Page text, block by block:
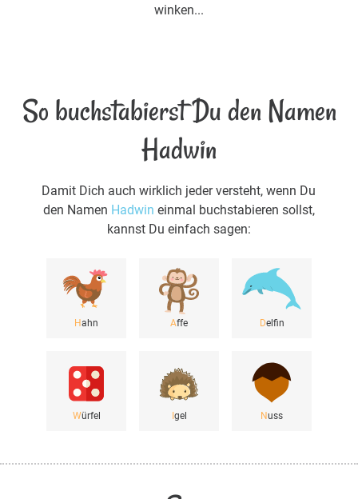
winken...
So buchstabierst Du den Namen
Hadwin
Damit Dich auch wirklich jeder versteht, wenn Du
den Namen Hadwin einmal buchstabieren sollst,
kannst Du einfach sagen:
Hahn Affe Delfin
Würfel Igel Nuss